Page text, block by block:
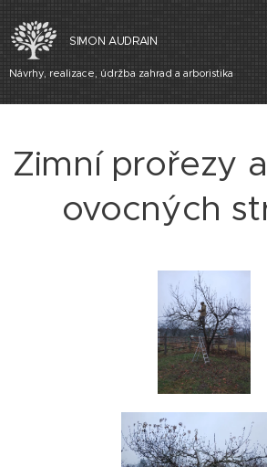
SIMON AUDRAIN
Návrhy, realizace, údržba zahrad a arboristika
Zimní prořezy
ovocných